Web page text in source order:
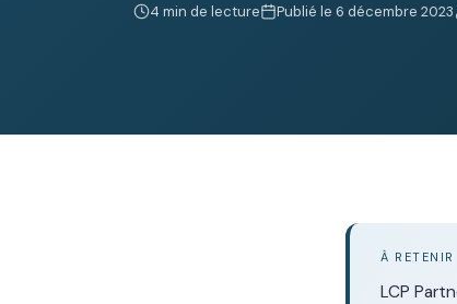
4 min de lecture Publié le 6 décembre 2023
À RETENIR
LCP